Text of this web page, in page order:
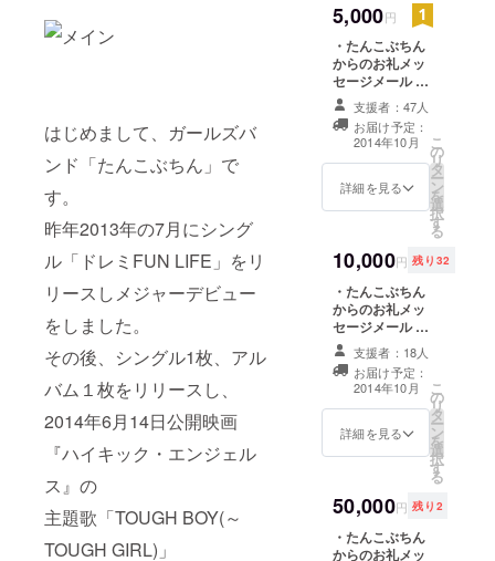
はじめまして、ガールズバ
ンド「たんこぶちん」で
す。
昨年2013年の7月にシング
ル「ドレミFUN LIFE」をリ
リースしメジャーデビュー
をしました。
その後、シングル1枚、アル
バム１枚をリリースし、
2014年6月14日公開映画
『ハイキック・エンジェル
ス』の
主題歌「TOUGH BOY(～
TOUGH GIRL)」
グばい〜」
日時：2016
年7月17日
（土）
OPEN
13:30/STAR
T 14:00
場所：原宿
ストロボカ
OUT）
http://www.st
robe-
cafe.com/har
ajuku/
2.メジャーデ
ビュー3周年
企画ワンマ
催
「デビュー3
周年記念ワ
5,000円
・たんこぶちん
からのお礼メッ
セージメール ・
パトロン限定活
動報告 ・メン
バー全員のサイ
ン入り「公式ガ
イドブック」 1
冊 ・オフショッ
ら5枚お届けいた
します。 ・ガイ
ドブックにあな
たのお名前をク
レジットいたし
ます。
支援者：47人
お届け予定：
2014年10月
詳細を見る
こ
の
リ
タ
ー
ン
を
選
択
す
る
10,000円 残り32
・たんこぶちん
からのお礼メッ
セージメール ・
パトロン限定活
動報告 ・メン
バー全員のサイ
ン入り「公式ガ
イドブック」 1
冊 ・オフショッ
・ガイドブック
にあなたのお名
前とコメントを
掲載いたします
支援者：18人
お届け予定：
2014年10月
詳細を見る
こ
の
リ
タ
ー
ン
を
選
択
す
る
50,000円 残り2
・たんこぶちん
からのお礼メッ